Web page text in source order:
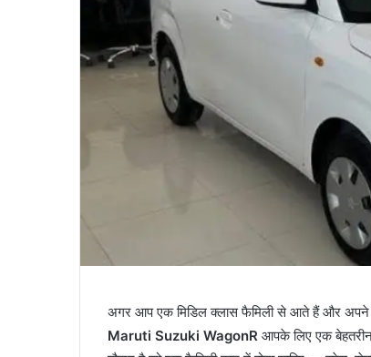
अगर आप एक मिडिल क्लास फैमिली से आते हैं और अपने
Maruti Suzuki WagonR आपके लिए एक